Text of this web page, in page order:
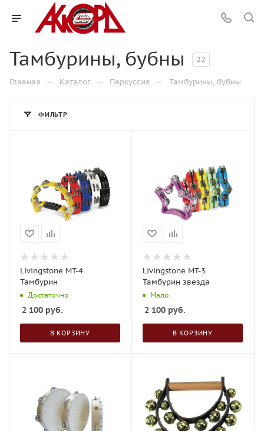
Тамбурины, бубны 22
Главная — Каталог — Перкуссия — Тамбурины, бубны
ФИЛЬТР
Livingstone MT-4
Тамбурин
Достаточно
2 100 руб.
В КОРЗИНУ
Livingstone MT-3
Тамбурин звезда
Мало
2 100 руб.
В КОРЗИНУ